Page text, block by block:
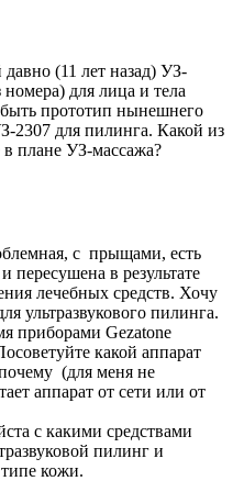
(11 лет назад) УЗ-
номера) для лица и тела
прототип нынешнего
2307 для пилинга. Какой из
плане УЗ-массажа?
с прыщами, есть
пересушена в результате
лечебных средств. Хочу
ультразвукового пилинга.
приборами Gezatone
какой аппарат
(для меня не
аппарат от сети или от
с какими средствами
пилинг и
кожи.